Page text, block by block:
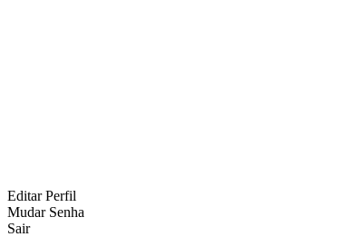
Editar Perfil
Mudar Senha
Sair